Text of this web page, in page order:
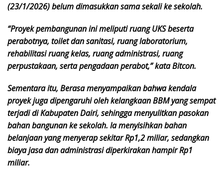
(23/1/2026) belum dimasukkan sama sekali ke sekolah.
“Proyek pembangunan ini meliputi ruang UKS beserta
perabotnya, toilet dan sanitasi, ruang laboratorium,
rehabilitasi ruang kelas, ruang administrasi, ruang
perpustakaan, serta pengadaan perabot,” kata Bitcon.
Sementara itu, Berasa menyampaikan bahwa kendala
proyek juga dipengaruhi oleh kelangkaan BBM yang sempat
terjadi di Kabupaten Dairi, sehingga menyulitkan pasokan
bahan bangunan ke sekolah. Ia menyisihkan bahan
belanjaan yang menyerap sekitar Rp1,2 miliar, sedangkan
biaya jasa dan administrasi diperkirakan hampir Rp1
miliar.